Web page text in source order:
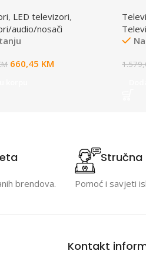
, LED televizori,
audio/nosači
660,45 KM
brendova. Pomoć i savjeti
Kontakt